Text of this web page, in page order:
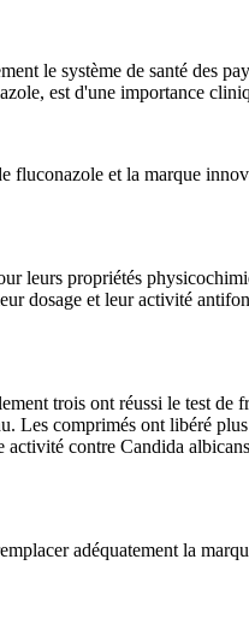
le système de santé des
est d'une importance
et la marque
leurs propriétés
dosage et leur activité
trois ont réussi le test
Les comprimés ont libéré
contre Candida
adéquatement la